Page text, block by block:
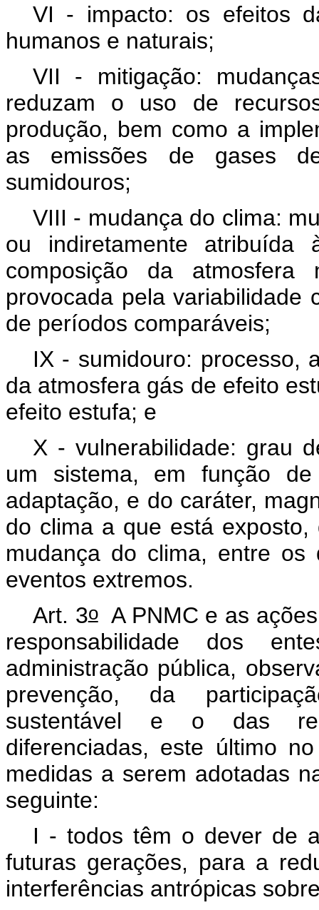
VI - impacto: os efeitos
humanos e naturais;
VII - mitigação:
reduzam o uso de
produção, bem como a
as emissões de gases
sumidouros;
VIII - mudança do clima:
ou indiretamente
composição da
provocada pela variabilidade
de períodos comparáveis;
IX - sumidouro: processo,
da atmosfera gás de efeito
efeito estufa; e
X - vulnerabilidade: grau
um sistema, em função
adaptação, e do caráter,
do clima a que está
mudança do clima, entre
eventos extremos.
Art. 3oA PNMC e as
responsabilidade dos
administração pública,
prevenção, da
sustentável e o das
diferenciadas, este último
medidas a serem adotadas
seguinte:
I - todos têm o dever de
futuras gerações, para a
interferências antrópicas